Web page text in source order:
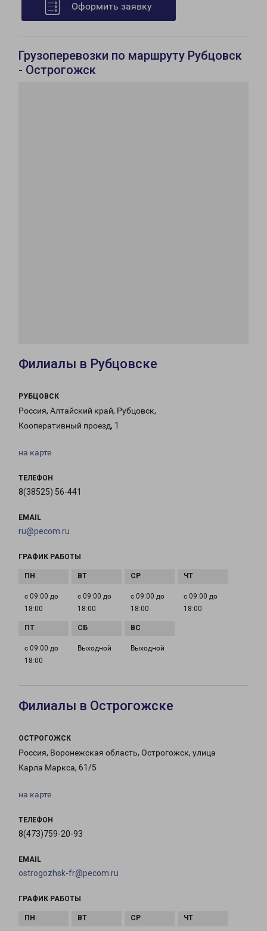
Оформить заявку
Грузоперевозки по маршруту Рубцовск
- Острогожск
Филиалы в Рубцовске
РУБЦОВСК
Россия, Алтайский край, Рубцовск,
Кооперативный проезд, 1
на карте
ТЕЛЕФОН
8(38525) 56-441
EMAIL
ru@pecom.ru
ГРАФИК РАБОТЫ
с 09:00 до
18:00
с 09:00 до
18:00
с 09:00 до
18:00
с 09:00 до
18:00
с 09:00 до
18:00
Выходной Выходной
Филиалы в Острогожске
ОСТРОГОЖСК
Россия, Воронежская область, Острогожск, улица
Карла Маркса, 61/5
на карте
ТЕЛЕФОН
8(473)759-20-93
EMAIL
ostrogozhsk-fr@pecom.ru
ГРАФИК РАБОТЫ